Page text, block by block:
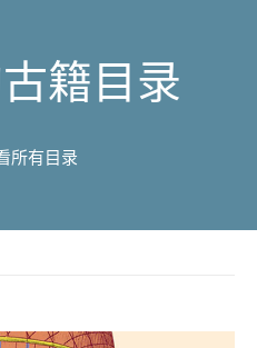
籍目录
所有目录